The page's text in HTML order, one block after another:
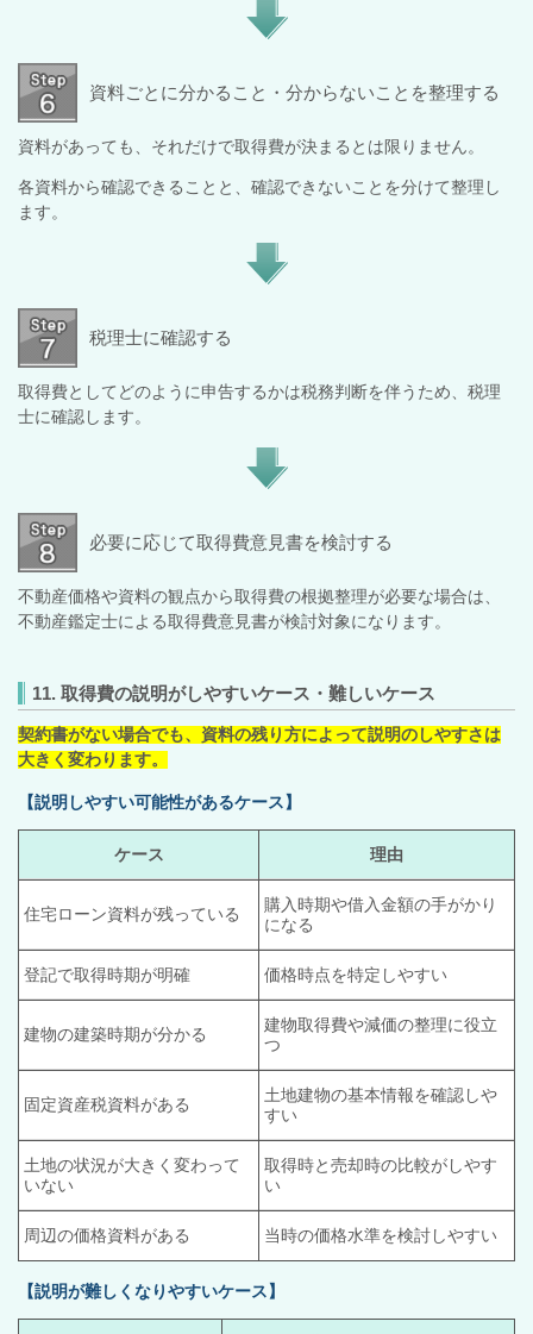
資料ごとに分かること・分からないことを整理する
資料があっても、それだけで取得費が決まるとは限りません。
各資料から確認できることと、確認できないことを分けて整理し
ます。
税理士に確認する
取得費としてどのように申告するかは税務判断を伴うため、税理
士に確認します。
必要に応じて取得費意見書を検討する
不動産価格や資料の観点から取得費の根拠整理が必要な場合は、
不動産鑑定士による取得費意見書が検討対象になります。
11. 取得費の説明がしやすいケース・難しいケース
契約書がない場合でも、資料の残り方によって説明のしやすさは
大きく変わります。
【説明しやすい可能性があるケース】
ケース 理由
住宅ローン資料が残っている
購入時期や借入金額の手がかり
になる
登記で取得時期が明確 価格時点を特定しやすい
建物の建築時期が分かる
建物取得費や減価の整理に役立
つ
固定資産税資料がある
土地建物の基本情報を確認しや
すい
土地の状況が大きく変わって
いない
取得時と売却時の比較がしやす
い
周辺の価格資料がある 当時の価格水準を検討しやすい
【説明が難しくなりやすいケース】